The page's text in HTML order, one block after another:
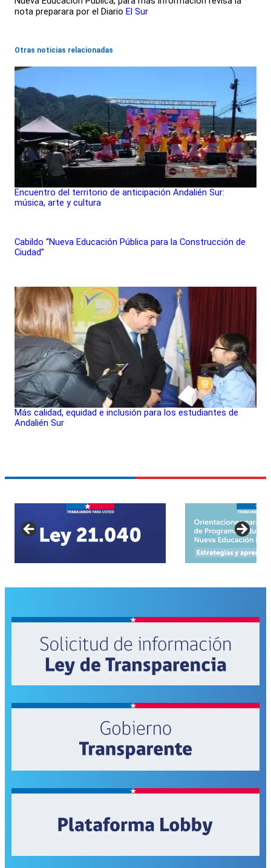
nota preparara por el Diario El Sur
Otras noticias relacionadas
Encuentro del territorio de anticipación Andalién Sur:
música, arte y cultura
Cabildo “Nueva Educación Pública para la Construcción de
Ciudad”
Más calidad, equidad e inclusión para los estudiantes de
Andalién Sur